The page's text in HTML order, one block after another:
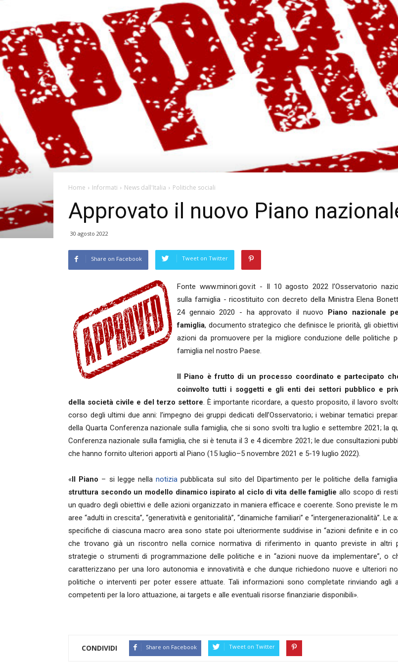
Home Informati News dall'Italia Politiche sociali
Approvato il nuovo Piano
30 agosto 2022
Share on Facebook Tweet on Twitter
Fonte www.minori.gov.it - Il 10 agosto 2022 l’Osservatorio
sulla famiglia - ricostituito con decreto della Ministra Elena
24 gennaio 2020 - ha approvato il nuovo
Piano nazionale
famiglia, documento strategico che definisce le priorità, gli
azioni da promuovere per la migliore conduzione delle politiche
famiglia nel nostro Paese.
Il Piano è frutto di un processo coordinato e partecipato
coinvolto tutti i soggetti e gli enti dei settori pubblico e
della società civile e del terzo settore. È importante ricordare, a questo proposito, il lavoro
corso degli ultimi due anni: l’impegno dei gruppi dedicati dell’Osservatorio; i webinar tematici
della Quarta Conferenza nazionale sulla famiglia, che si sono svolti tra luglio e settembre 2021; la
Conferenza nazionale sulla famiglia, che si è tenuta il 3 e 4 dicembre 2021; le due consultazioni
che hanno fornito ulteriori apporti al Piano (15 luglio–5 novembre 2021 e 5-19 luglio 2022).
« Il Piano – si legge nellanotizia pubblicata sul sito del Dipartimento per le politiche della
struttura secondo un modello dinamico ispirato al ciclo di vita delle famiglie allo scopo di
un quadro degli obiettivi e delle azioni organizzato in maniera efficace e coerente. Sono previste le
aree “adulti in crescita”, “generatività e genitorialità”, “dinamiche familiari” e “intergenerazionalità”. Le
specifiche di ciascuna macro area sono state poi ulteriormente suddivise in “azioni definite e in
che trovano già un riscontro nella cornice normativa di riferimento in quanto previste in altri
strategie o strumenti di programmazione delle politiche e in “azioni nuove da implementare”, o
caratterizzano per una loro autonomia e innovatività e che dunque richiedono nuove e ulteriori
politiche o interventi per poter essere attuate. Tali informazioni sono completate rinviando agli
competenti per la loro attuazione, ai targets e alle eventuali risorse finanziarie disponibili».
CONDIVIDI Share on Facebook Tweet on Twitter